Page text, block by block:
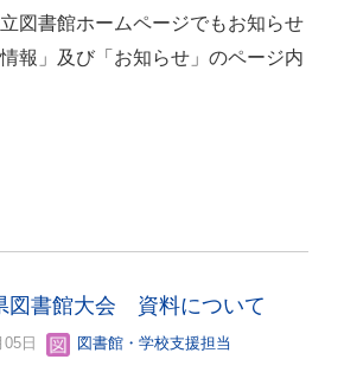
図書館ホームページでもお知らせ
報」及び「お知らせ」のページ内
図書館大会 資料について
05日 図書館・学校支援担当